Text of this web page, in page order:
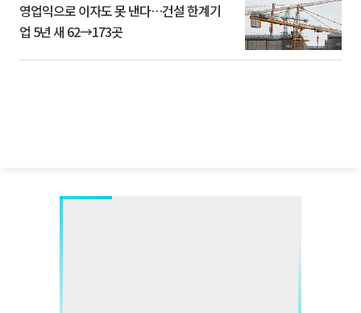
영업익으로 이자도 못 낸다…건설 한계기
업 5년 새 62→173곳